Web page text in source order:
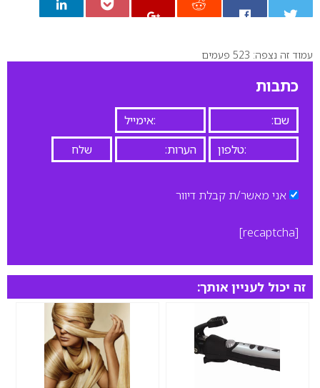
0
עמוד זה נצפה: 523 פעמים
כתבות
אני מאשר/ת קבלת דיוור
[recaptcha]
זה יכול לעניין אותך: